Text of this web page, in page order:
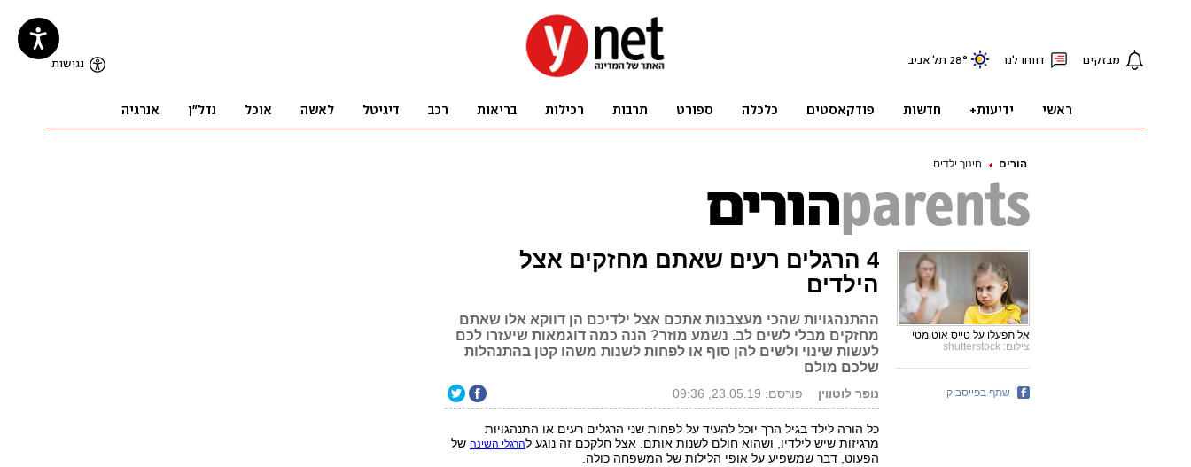
הורים חינוך ילדים
4 הרגלים רעים שאתם מחזקים אצל
הילדים
ההתנהגויות שהכי מעצבנות אתכם אצל ילדיכם הן דווקא אלו שאתם
מחזקים מבלי לשים לב. נשמע מוזר? הנה כמה דוגמאות שיעזרו לכם
לעשות שינוי ולשים להן סוף או לפחות לשנות משהו קטן בהתנהלות
שלכם מולם
נופר לוטווין פורסם: 23.05.19, 09:36
כל הורה לילד בגיל הרך יוכל להעיד על לפחות שני הרגלים רעים או התנהגויות
מרגיזות שיש לילדיו, ושהוא חולם לשנות אותם. אצל חלקכם זה נוגע להרגלי השינהשל
הפעוט, דבר שמשפיע על אופי הלילות של המשפחה כולה.
אל תפעלו על טייס אוטומטי
צילום: shutterstock
שתף בפייסבוק